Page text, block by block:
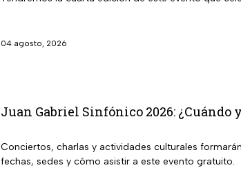
04 agosto, 2026
Juan Gabriel Sinfónico 2026:
Conciertos, charlas y actividades culturales
fechas, sedes y cómo asistir a este evento gratuito.